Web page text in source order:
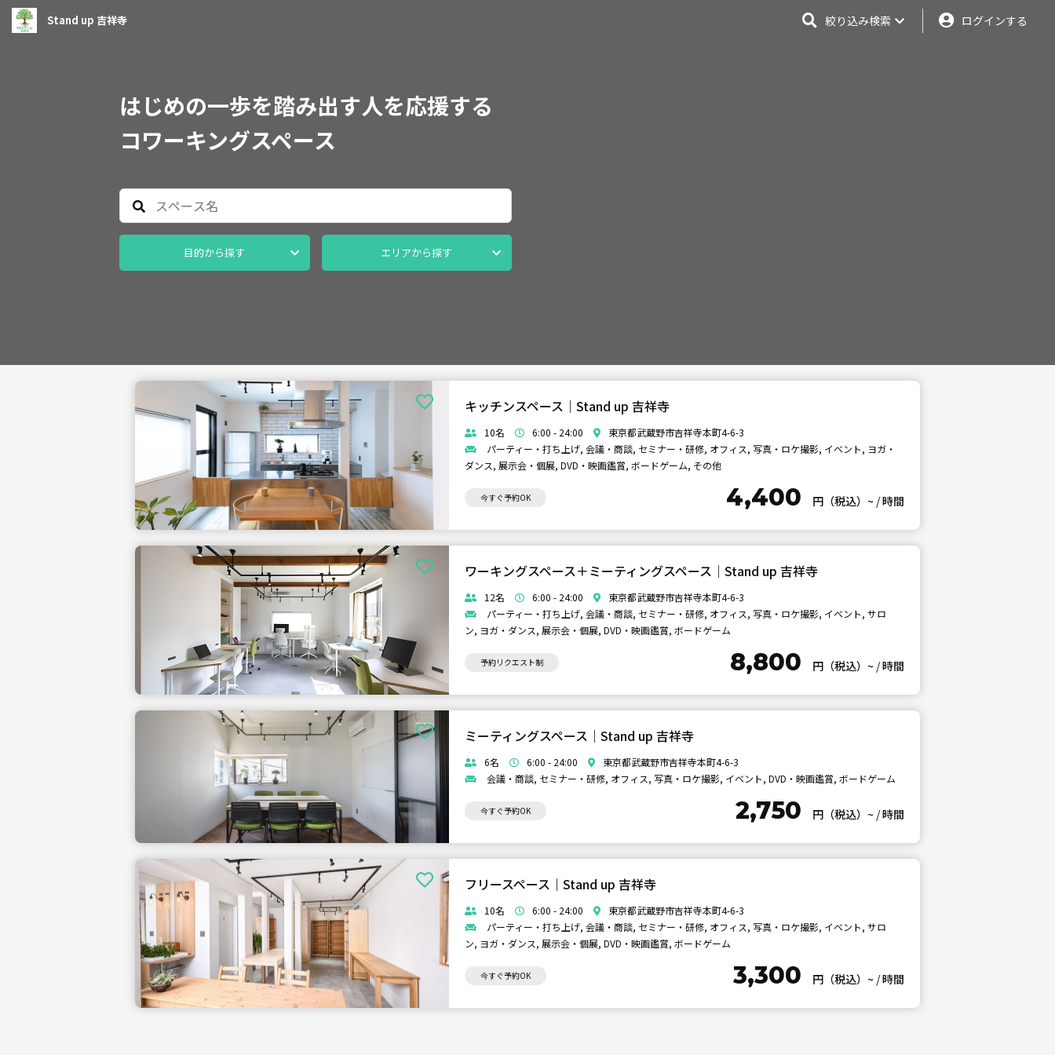
はじめの一歩を踏み出す人を応援する
コワーキングスペース
目的から探す エリアから探す
Stand up 吉祥寺 絞り込み検索 ログインする
キッチンスペース｜Stand up 吉祥寺
10名 6:00 - 24:00
東京都武蔵野市吉祥寺本町4-6-3
パーティー・打ち上げ, 会議・商談, セミナー・研修, オフィス, 写真・ロケ撮影, イベント, ヨガ・
ダンス, 展示会・個展, DVD・映画鑑賞, ボードゲーム, その他
今すぐ予約OK 4,400 円（税込）~ /時間
ワーキングスペース＋ミーティングスペース｜Stand up 吉祥寺
12名 6:00 - 24:00
東京都武蔵野市吉祥寺本町4-6-3
パーティー・打ち上げ, 会議・商談, セミナー・研修, オフィス, 写真・ロケ撮影, イベント, サロ
ン, ヨガ・ダンス, 展示会・個展, DVD・映画鑑賞, ボードゲーム
予約リクエスト制 8,800 円（税込）~ /時間
ミーティングスペース｜Stand up 吉祥寺
6名 6:00 - 24:00
東京都武蔵野市吉祥寺本町4-6-3
会議・商談, セミナー・研修, オフィス, 写真・ロケ撮影, イベント, DVD・映画鑑賞, ボードゲーム
今すぐ予約OK 2,750 円（税込）~ /時間
フリースペース｜Stand up 吉祥寺
10名 6:00 - 24:00
東京都武蔵野市吉祥寺本町4-6-3
パーティー・打ち上げ, 会議・商談, セミナー・研修, オフィス, 写真・ロケ撮影, イベント, サロ
ン, ヨガ・ダンス, 展示会・個展, DVD・映画鑑賞, ボードゲーム
今すぐ予約OK 3,300 円（税込）~ /時間